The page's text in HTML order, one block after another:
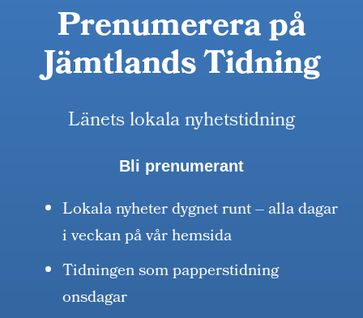
Prenumerera på
Jämtlands Tidning
Länets lokala nyhetstidning
Bli prenumerant
Lokala nyheter dygnet runt – alla dagar
i veckan på vår hemsida
Tidningen som papperstidning
onsdagar